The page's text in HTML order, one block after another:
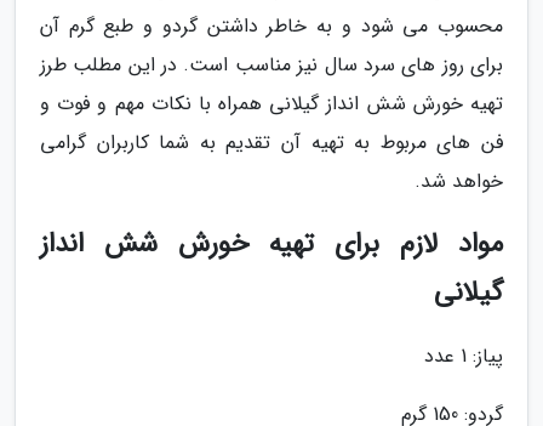
محسوب می شود و به خاطر داشتن گردو و طبع گرم آن
برای روز های سرد سال نیز مناسب است. در این مطلب طرز
تهیه خورش شش انداز گیلانی همراه با نکات مهم و فوت و
فن های مربوط به تهیه آن تقدیم به شما کاربران گرامی
خواهد شد.
مواد لازم برای تهیه خورش شش انداز
گیلانی
پیاز: 1 عدد
گردو: 150 گرم